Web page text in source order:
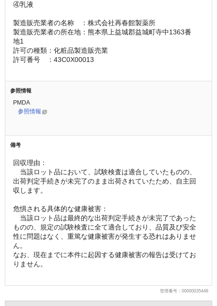
④乳液
製造販売業者の名称　：株式会社再春館製薬所
製造販売業者の所在地：熊本県上益城郡益城町寺中1363番
地1
許可の種類：化粧品製造販売業
許可番号　：43C0X00013
参照情報
PMDA
参照情報
備考
回収理由：
当該ロット品において、試験検査は適合していたものの、
出荷判定手続きが未完了のまま出荷されていたため、自主回
収します。
危惧される具体的な健康被害：
当該ロット品は最終的な出荷判定手続きが未完了であった
ものの、規定の試験検査に全て適合しており、品質及び安全
性に問題はなく、重篤な健康被害が発生する恐れはありませ
ん。
なお、現在までに本件に起因する健康被害の報告は受けてお
りません。
管理番号：00000035448